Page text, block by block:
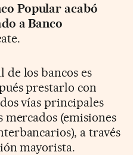
Popular acabó
a Banco
los bancos es
prestarlo con
vías principales
(emisiones
a través
mayorista.